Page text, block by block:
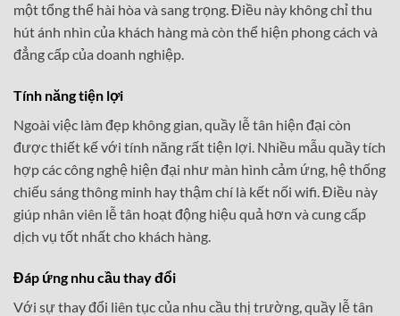
một tổng thể hài hòa và sang trọng. Điều này không chỉ thu
hút ánh nhìn của khách hàng mà còn thể hiện phong cách và
đẳng cấp của doanh nghiệp.
Tính năng tiện lợi
Ngoài việc làm đẹp không gian, quầy lễ tân hiện đại còn
được thiết kế với tính năng rất tiện lợi. Nhiều mẫu quầy tích
hợp các công nghệ hiện đại như màn hình cảm ứng, hệ thống
chiếu sáng thông minh hay thậm chí là kết nối wifi. Điều này
giúp nhân viên lễ tân hoạt động hiệu quả hơn và cung cấp
dịch vụ tốt nhất cho khách hàng.
Đáp ứng nhu cầu thay đổi
Với sự thay đổi liên tục của nhu cầu thị trường, quầy lễ tân